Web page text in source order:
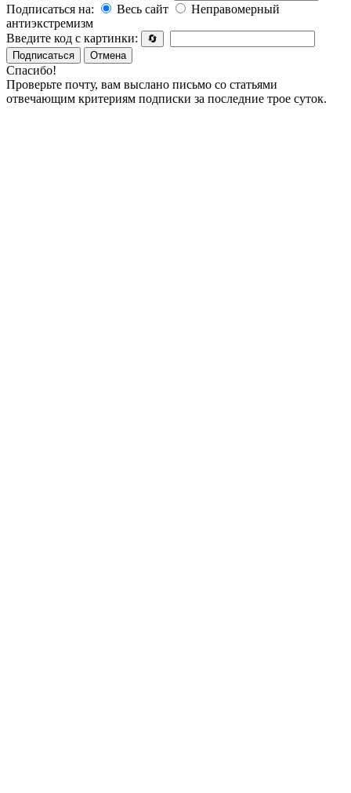
Подписаться на:
Весь сайт
Неправомерный
антиэкстремизм
Введите код с картинки:
🔄
Подписаться
Отмена
Спасибо!
Проверьте почту, вам выслано письмо со статьями
отвечающим критериям подписки за последние трое суток.